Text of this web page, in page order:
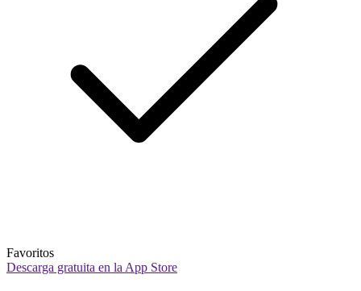
Favoritos
Descarga gratuita en la App Store